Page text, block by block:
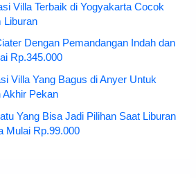
Villa Terbaik di Yogyakarta Cocok
Liburan
Dengan Pemandangan Indah dan
Rp.345.000
Villa Yang Bagus di Anyer Untuk
Akhir Pekan
Yang Bisa Jadi Pilihan Saat Liburan
Mulai Rp.99.000